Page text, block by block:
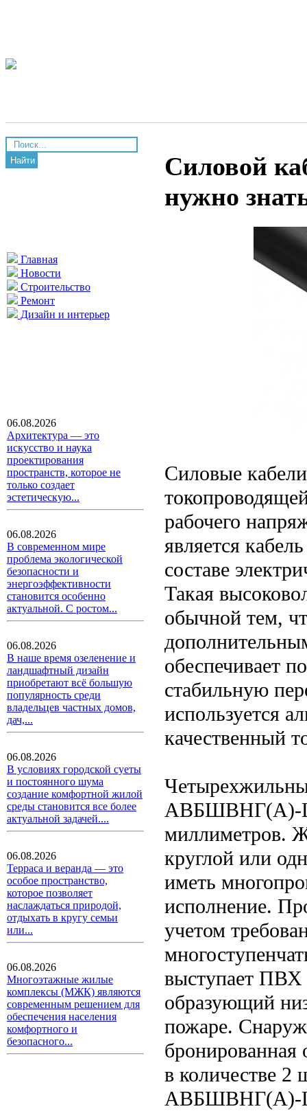
Найти
Главная
Новости
Строительство
Ремонт
Дизайн и интерьер
06.08.2026
Архитектура — это
искусство и наука
проектирования
пространств, которое не
только создает
эстетическую...
06.08.2026
В современном мире
проблема экологической
безопасности и
энергоэффективности
становится особенно
актуальной. С ростом...
06.08.2026
В наше время озеленение и
ландшафтный дизайн
приобретают всё большую
популярность среди
владельцев частных домов,
дач,...
06.08.2026
В условиях городской суеты
и постоянного шума
создание комфортной жилой
среды становится все более
актуальной задачей....
06.08.2026
Терраса и веранда — это
особое пространство,
которое позволяет
наслаждаться природой,
отдыхать в кругу семьи
или...
06.08.2026
Многоэтажные жилые
комплексы (МЖК) являются
современным решением для
обеспечения населения
комфортного и
безопасного...
Силовой
нужно
Силовые
рабочего
является
составе
Такая
обычной тем,
обеспечивает
стабильную
используется
качественный
АВБШВНГ(A)-LS
миллиметров.
круглой или
иметь
исполнение.
учетом
выступает ПВХ
образующий
пожаре.
бронированная
в количестве 2
АВБШВНГ(A)-